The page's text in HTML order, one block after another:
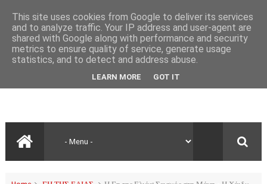
This site uses cookies from Google to deliver its services
and to analyze traffic. Your IP address and user-agent are
shared with Google along with performance and security
metrics to ensure quality of service, generate usage
statistics, and to detect and address abuse.
LEARN MORE GOT IT